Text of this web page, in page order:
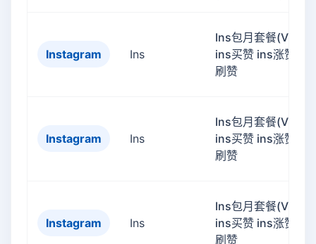
Instagram Ins
Ins包月套餐(VIP)
ins买赞 ins涨赞 ins
刷赞
Instagram Ins
Ins包月套餐(VIP)
ins买赞 ins涨赞 ins
刷赞
Instagram Ins
Ins包月套餐(VIP)
ins买赞 ins涨赞 ins
刷赞